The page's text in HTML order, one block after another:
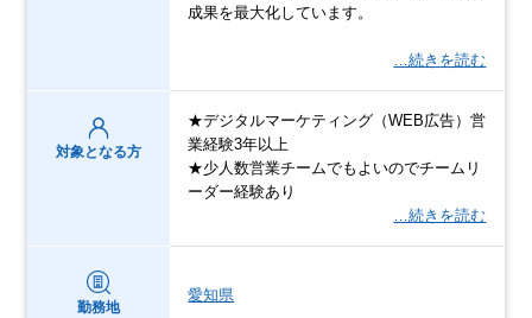
成果を最大化しています。
…続きを読む
対象となる方
★デジタルマーケティング（WEB広告）営
業経験3年以上
★少人数営業チームでもよいのでチームリ
ーダー経験あり
…続きを読む
勤務地
愛知県